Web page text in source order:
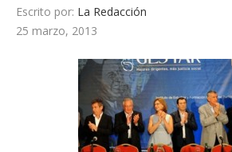
Escrito por: La Redacción
25 marzo, 2013